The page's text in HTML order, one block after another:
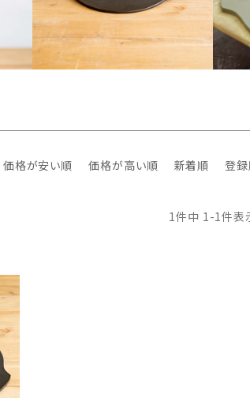
価格が安い順 価格が高い順 新着順 登
1 件中 1 -1件表